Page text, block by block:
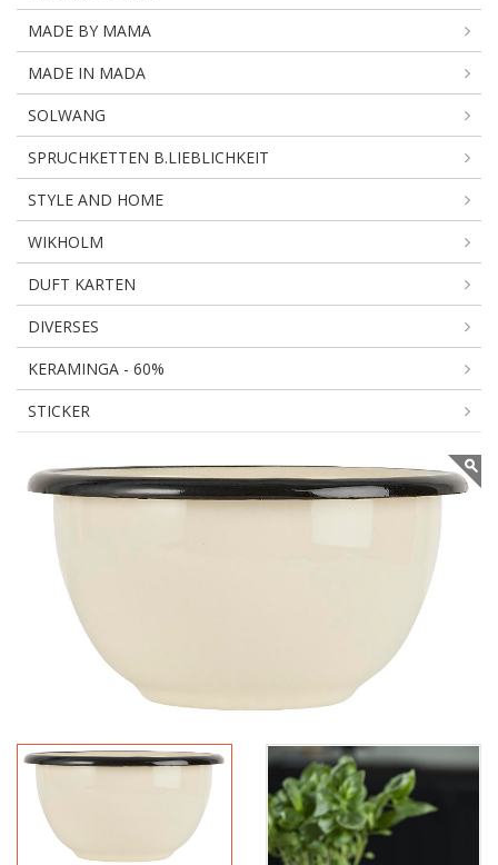
MADE BY MAMA
MADE IN MADA
SOLWANG
SPRUCHKETTEN B.LIEBLICHKEIT
STYLE AND HOME
WIKHOLM
DUFT KARTEN
DIVERSES
KERAMINGA - 60%
STICKER